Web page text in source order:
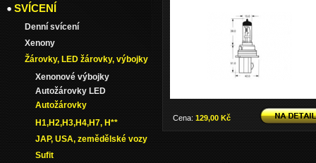
Cena: 129,00 Kč
SVÍCENÍ
Denní svícení
Xenony
Žárovky, LED žárovky, výbojky
Xenonové výbojky
Autožárovky LED
Autožárovky
H1,H2,H3,H4,H7, H**
JAP, USA, zemědělské vozy
Sufit